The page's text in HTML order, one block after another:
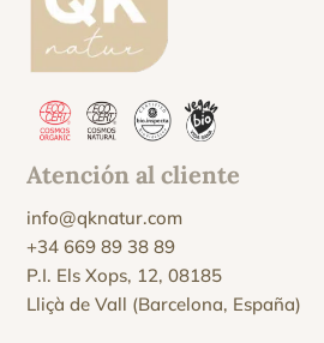
Atención al cliente
info@qknatur.com
+34 669 89 38 89
P.I. Els Xops, 12, 08185
Lliçà de Vall (Barcelona, España)